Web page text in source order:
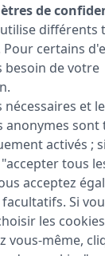
en acier
mm
de
différents
Pour certains
besoin de votre
nécessaires et
anonymes sont
activés ;
tous
acceptez
Si
les
vous-même,